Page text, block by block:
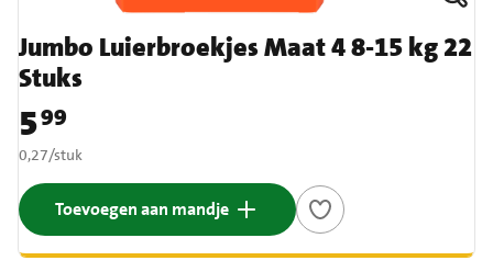
Jumbo Luierbroekjes Maat 4 8-15 kg 22
Stuks
Prijs: € 5,99
599
€ 0,27 per stuk
0,27/stuk
Toevoegen aan mandje